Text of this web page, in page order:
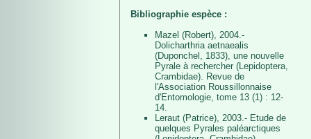
Bibliographie espèce :
Mazel (Robert), 2004.-
Dolicharthria aetnaealis
(Duponchel, 1833), une nouvelle
Pyrale à rechercher (Lepidoptera,
Crambidae). Revue de
l'Association Roussillonnaise
d'Entomologie, tome 13 (1) : 12-
14.
Leraut (Patrice), 2003.- Etude de
quelques Pyrales paléarctiques